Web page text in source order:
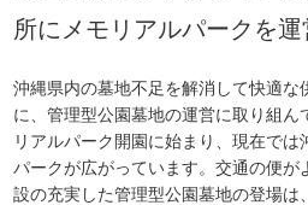
所にメモリアルパークを運
沖縄県内の墓地不足を解消して快適な
に、管理型公園墓地の運営に取り組
リアルパーク開園に始まり、現在で
パークが広がっています。交通の便が
設の充実した管理型公園墓地の登場は